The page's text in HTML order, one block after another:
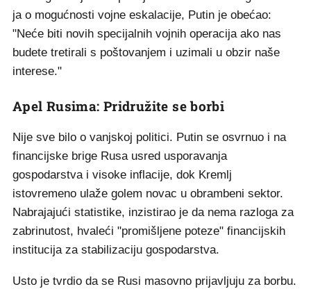
ja o mogućnosti vojne eskalacije, Putin je obećao:
"Neće biti novih specijalnih vojnih operacija ako nas
budete tretirali s poštovanjem i uzimali u obzir naše
interese."
Apel Rusima: Pridružite se borbi
Nije sve bilo o vanjskoj politici. Putin se osvrnuo i na
financijske brige Rusa usred usporavanja
gospodarstva i visoke inflacije, dok Kremlj
istovremeno ulaže golem novac u obrambeni sektor.
Nabrajajući statistike, inzistirao je da nema razloga za
zabrinutost, hvaleći "promišljene poteze" financijskih
institucija za stabilizaciju gospodarstva.
Usto je tvrdio da se Rusi masovno prijavljuju za borbu.